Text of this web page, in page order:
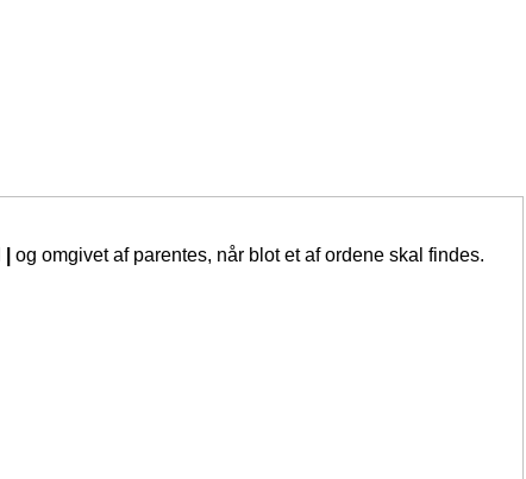
og omgivet af parentes, når blot et af ordene skal findes.